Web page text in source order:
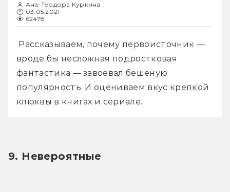
Ана-Теодора Куркина
03.05.2021
62478
вроде бы несложная подростковая
фантастика — завоевал бешеную
популярность. И оцениваем вкус крепкой
клюквы в книгах и сериале.
9. Невероятные